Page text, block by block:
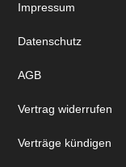
Impressum
Datenschutz
AGB
Vertrag widerrufen
Verträge kündigen